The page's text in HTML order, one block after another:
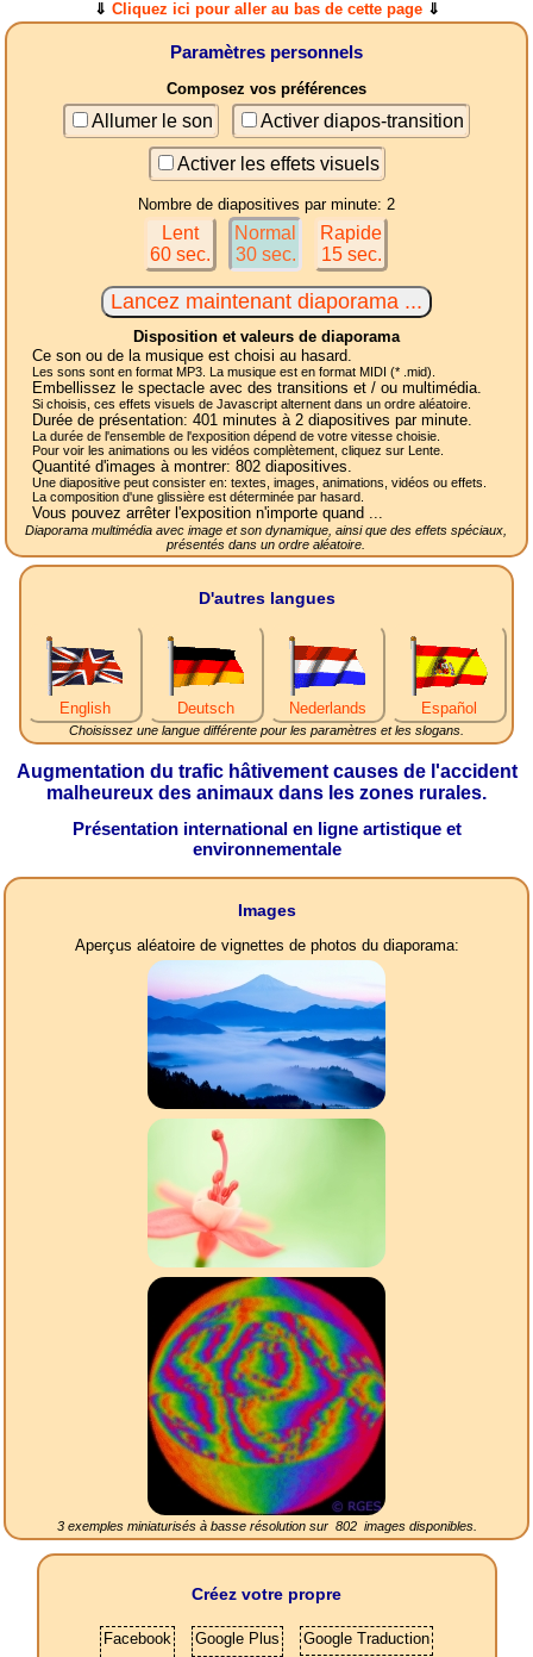
⇓ Cliquez ici pour aller au bas de cette page⇓
Paramètres personnels
Composez vos préférences
Allumer le son Activer diapos-transition
Activer les effets visuels
Nombre de diapositives par minute: 2
Lent
60 sec.
Normal
30 sec.
Rapide
15 sec.
Disposition et valeurs de diaporama
Ce son ou de la musique est choisi au hasard.
Les sons sont en format MP3. La musique est en format MIDI (* .mid).
Embellissez le spectacle avec des transitions et / ou multimédia.
Si choisis, ces effets visuels de Javascript alternent dans un ordre aléatoire.
Durée de présentation: 401 minutes à 2 diapositives par minute.
La durée de l'ensemble de l'exposition dépend de votre vitesse choisie.
Pour voir les animations ou les vidéos complètement, cliquez sur Lente.
Quantité d'images à montrer: 802diapositives.
Une diapositive peut consister en: textes, images, animations, vidéos ou effets.
La composition d'une glissière est déterminée par hasard.
Vous pouvez arrêter l'exposition n'importe quand ...
Diaporama multimédia avec image et son dynamique, ainsi que des effets spéciaux,
présentés dans un ordre aléatoire.
D'autres langues
English Deutsch Nederlands Español
Choisissez une langue différente pour les paramètres et les slogans.
Augmentation du trafic hâtivement causes de l'accident
malheureux des animaux dans les zones rurales.
Présentation international en ligne artistique et
environnementale
Images
Aperçus aléatoire de vignettes de photos du diaporama:
3 exemples miniaturisés à basse résolution sur 802images disponibles.
Créez votre propre
Facebook Google Plus Google Traduction